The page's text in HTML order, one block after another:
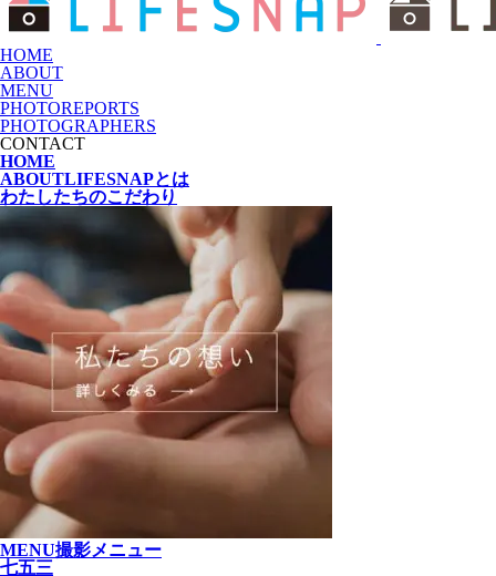
HOME
ABOUT
MENU
PHOTOREPORTS
PHOTOGRAPHERS
CONTACT
HOME
ABOUTLIFESNAPとは
わたしたちのこだわり
MENU撮影メニュー
七五三